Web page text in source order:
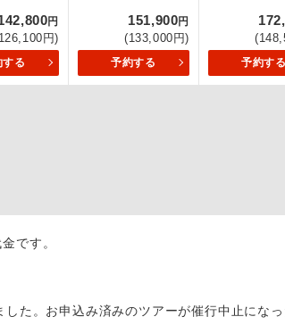
円
円)
する
151,900円
(133,000円)
予約する 予約する
です。
た。お申込み済みのツアーが催行中止にな
ご宿泊ホテルに大浴場が付いています。
全てのお食事が付いていますので、お
1名様から出発可能な個人型プランです。